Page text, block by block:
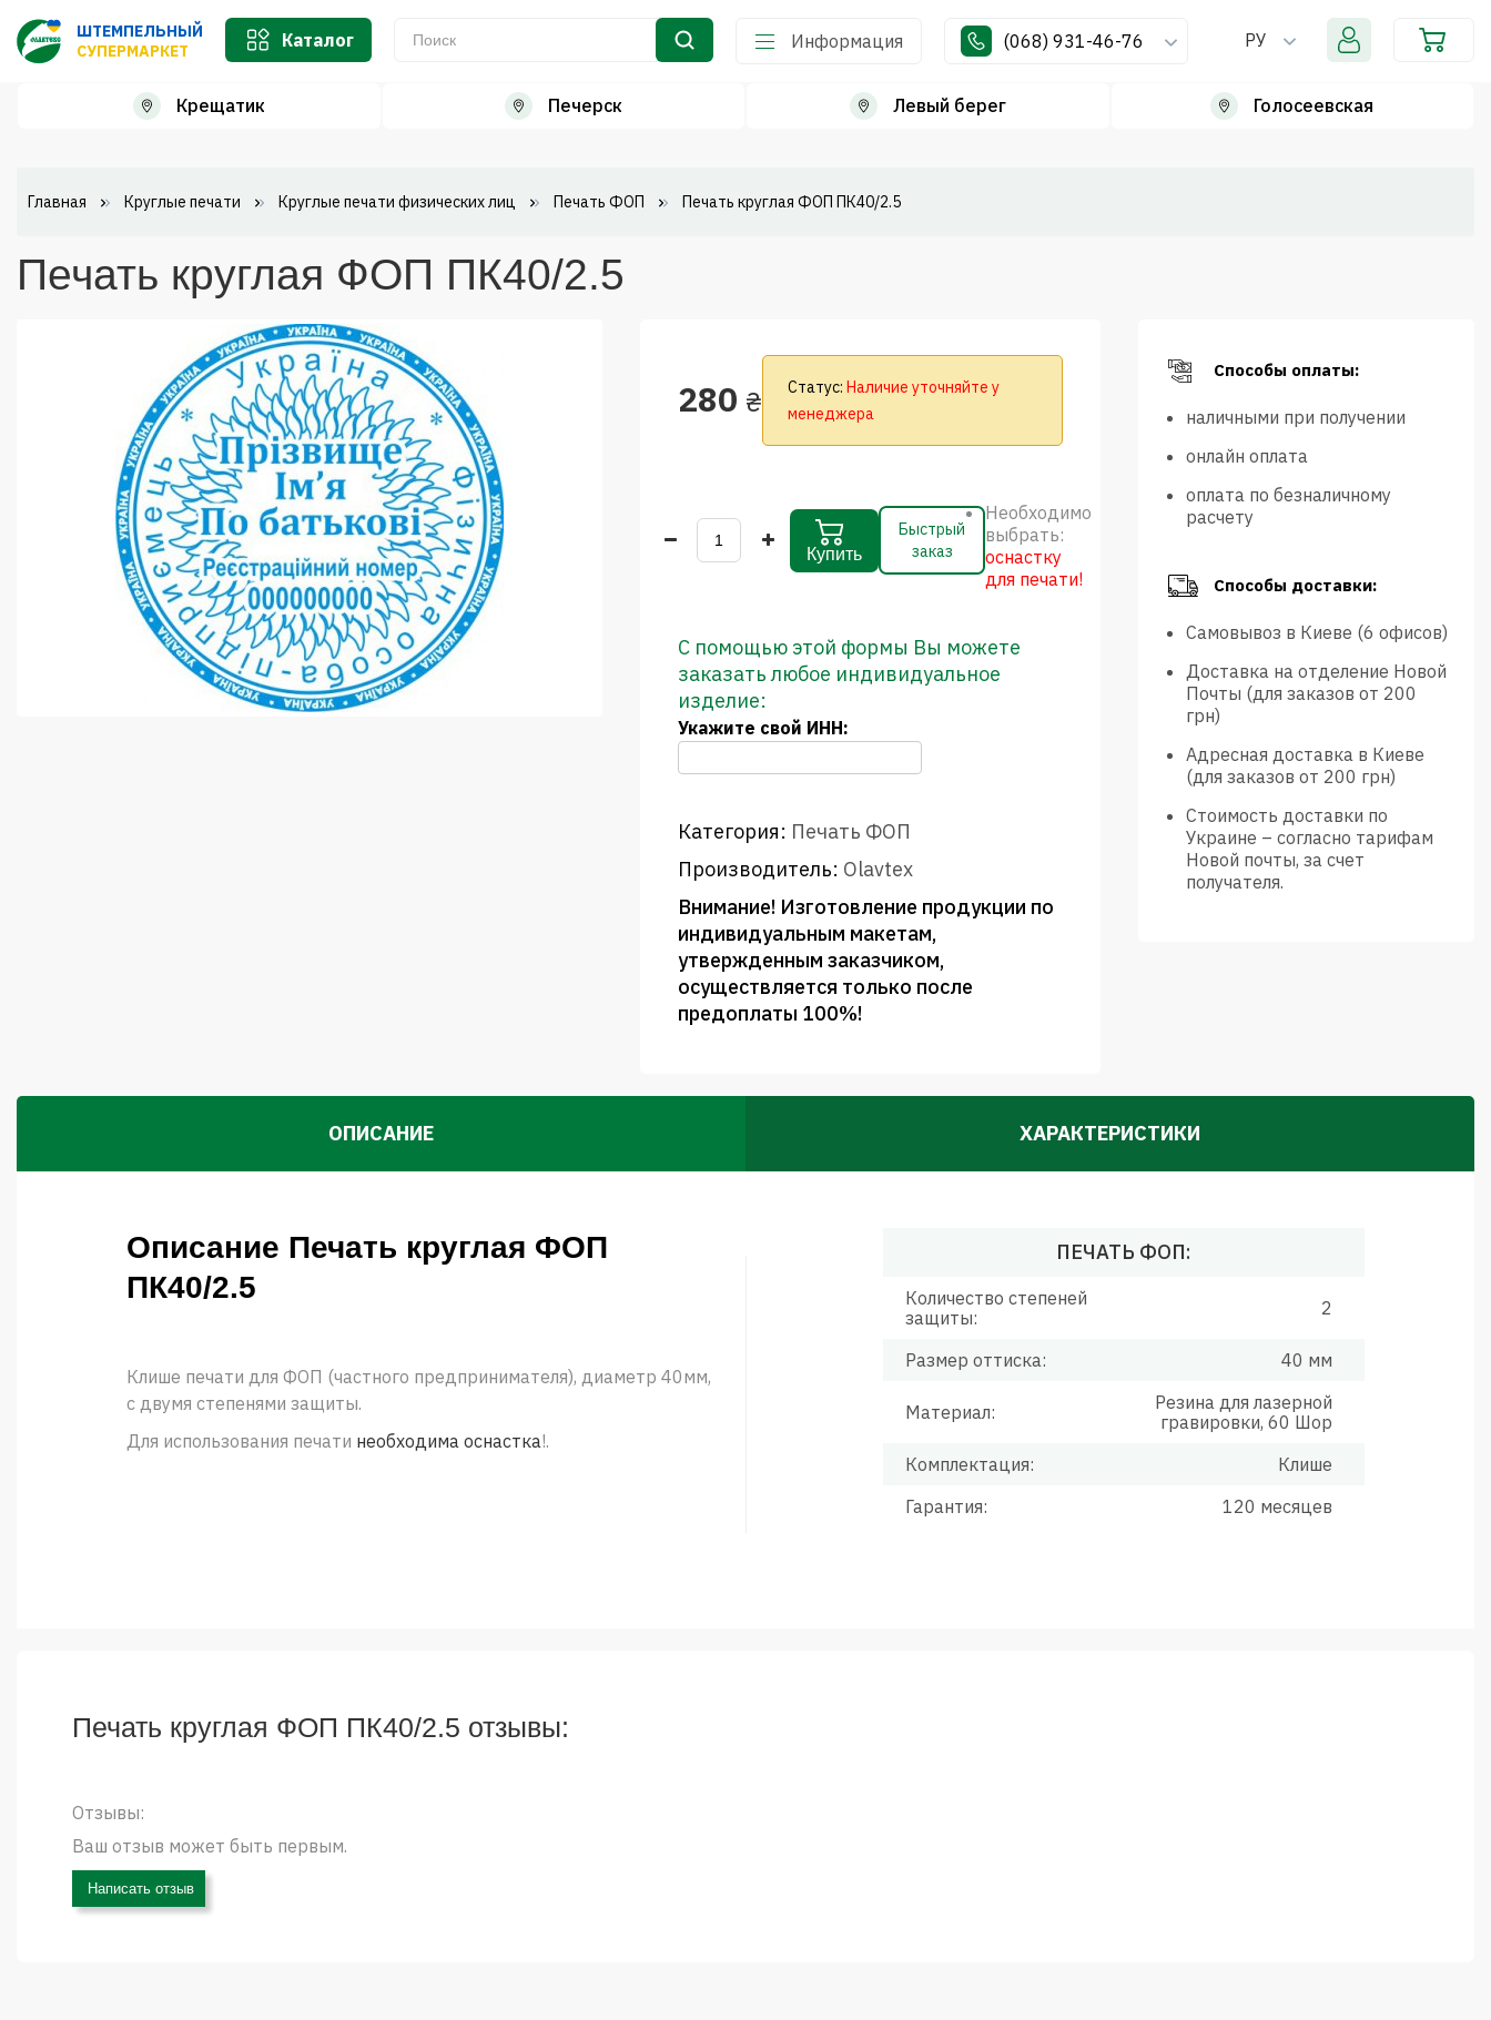
ШТЕМПЕЛЬНЫЙ
СУПЕРМАРКЕТ
Каталог Информация (068) 931-46-76 РУ
Крещатик Печерск Левый берег Голосеевская
Главная Круглые печати Круглые печати физических лиц Печать ФОП Печать круглая ФОП ПК40/2.5
Печать круглая ФОП ПК40/2.5
280 ₴ Статус: Наличие уточняйте у
менеджера
Купить
Быстрый
заказ
Необходимо
выбрать:
оснастку
для печати!
С помощью этой формы Вы можете
заказать любое индивидуальное
изделие:
Укажите свой ИНН:
Категория: Печать ФОП
Производитель: Olavtex
Внимание! Изготовление продукции по
индивидуальным макетам,
утвержденным заказчиком,
осуществляется только после
предоплаты 100%!
Способы оплаты:
наличными при получении
онлайн оплата
оплата по безналичному
расчету
Способы доставки:
Самовывоз в Киеве (6 офисов)
Доставка на отделение Новой
Почты (для заказов от 200
грн)
Адресная доставка в Киеве
(для заказов от 200 грн)
Стоимость доставки по
Украине – согласно тарифам
Новой почты, за счет
получателя.
ОПИСАНИЕ
Описание Печать круглая ФОП
ПК40/2.5
Клише печати для ФОП (частного предпринимателя), диаметр 40мм,
с двумя степенями защиты.
Для использования печати необходима оснастка!.
ХАРАКТЕРИСТИКИ
ПЕЧАТЬ ФОП:
Количество степеней
защиты:
2
Размер оттиска: 40 мм
Материал:
Резина для лазерной
гравировки, 60 Шор
Комплектация:
Клише
Гарантия:
120 месяцев
Печать круглая ФОП ПК40/2.5 отзывы:
Отзывы:
Ваш отзыв может быть первым.
Написать отзыв